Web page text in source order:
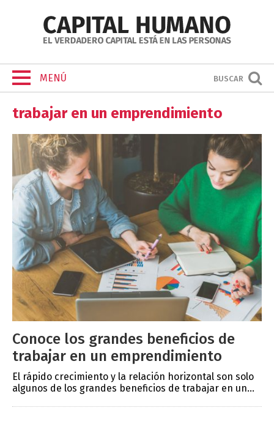
MENÚ BUSCAR
trabajar en un emprendimiento
Conoce los grandes beneficios de
trabajar en un emprendimiento
El rápido crecimiento y la relación horizontal son solo
algunos de los grandes beneficios de trabajar en un...